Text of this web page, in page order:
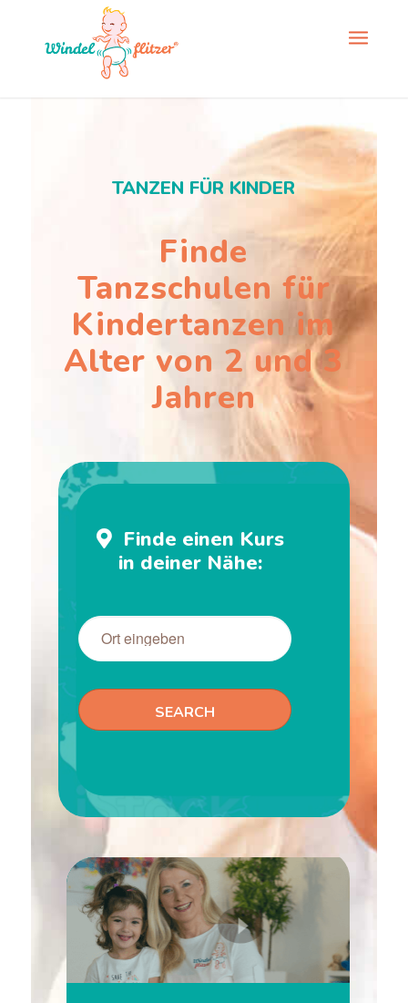
TANZEN FÜR KINDER
Finde
Tanzschulen für
Kindertanzen im
Alter von 2 und 3
Jahren
Finde einen Kurs
in deiner Nähe: